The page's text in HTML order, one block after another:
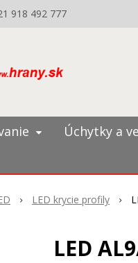
918 492 777
Úchytky a
LED krycie profily
LED